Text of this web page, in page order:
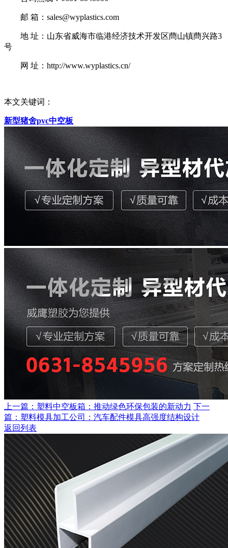
邮 箱：sales@wyplastics.com
地 址：山东省威海市临港经济技术开发区蔄山镇蔄兴路3
号
网 址：http://www.wyplastics.cn/
本文关键词：
新型猪舍pvc中空板
上一篇：塑料中空板箱：推动绿色环保包装的新动力 下一
篇：塑料模具加工公司：汽车配件模具高强度结构设计
返回列表